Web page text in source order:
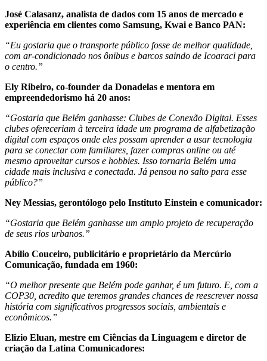
José Calasanz, analista de dados com 15 anos de mercado e
experiência em clientes como Samsung, Kwai e Banco PAN:
“Eu gostaria que o transporte público fosse de melhor qualidade,
com ar-condicionado nos ônibus e barcos saindo de Icoaraci para
o centro.”
Ely Ribeiro, co-founder da Donadelas e mentora em
empreendedorismo há 20 anos:
“Gostaria que Belém ganhasse: Clubes de Conexão Digital. Esses
clubes ofereceriam à terceira idade um programa de alfabetização
digital com espaços onde eles possam aprender a usar tecnologia
para se conectar com familiares, fazer compras online ou até
mesmo aproveitar cursos e hobbies. Isso tornaria Belém uma
cidade mais inclusiva e conectada. Já pensou no salto para esse
público?”
Ney Messias, gerontólogo pelo Instituto Einstein e comunicador:
“Gostaria que Belém ganhasse um amplo projeto de recuperação
de seus rios urbanos.”
Abílio Couceiro, publicitário e proprietário da Mercúrio
Comunicação, fundada em 1960:
“O melhor presente que Belém pode ganhar, é um futuro. E, com a
COP30, acredito que teremos grandes chances de reescrever nossa
história com significativos progressos sociais, ambientais e
econômicos.”
Elizio Eluan, mestre em Ciências da Linguagem e diretor de
criação da Latina Comunicadores: